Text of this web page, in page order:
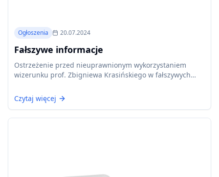
Ogłoszenia 20.07.2024
Fałszywe informacje
Ostrzeżenie przed nieuprawnionym wykorzystaniem
wizerunku prof. Zbigniewa Krasińskiego w fałszywych
Czytaj więcej